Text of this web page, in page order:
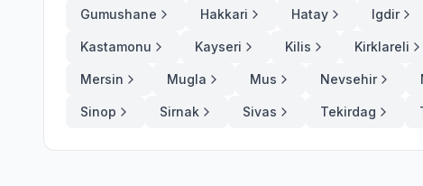
Gumushane Hakkari Hatay Igdir
Kastamonu Kayseri Kilis Kirklareli
Mersin Mugla Mus Nevsehir
Sinop Sirnak Sivas Tekirdag